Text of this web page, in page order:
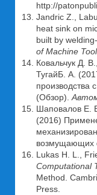
http://
Jandric Z.,
heat sink on
built by
of Machine
Ковальчук Д.
ТугайБ. А.
производства
(Обзор).
Шаповалов Е.
(2016)
возмущающих
Lukas H. L.,
Computational
Method.
Press.